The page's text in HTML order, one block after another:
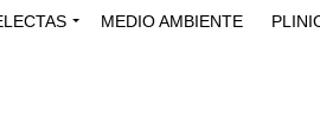
MEDIO AMBIENTE